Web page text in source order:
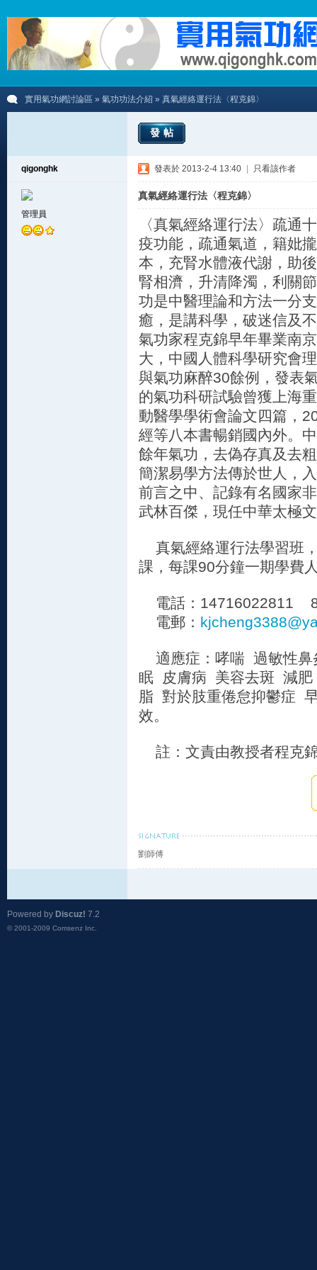
實用氣功網討論區 » 氣功功法介紹 » 真氣經絡運行法〈程克錦〉
發帖
qigonghk
管理員
發表於 2013-2-4 13:40 只看該作者
真氣經絡運行法〈程克錦〉
〈真氣經絡運行法〉疏通
疫功能，疏通氣道，籍妣
本，充腎水體液代謝，助
腎相濟，升清降濁，利關
功是中醫理論和方法一分
癒，是講科學，破迷信及
氣功家程克錦早年畢業南
大，中國人體科學研究會
與氣功麻醉30餘例，發表
的氣功科研試驗曾獲上海
動醫學學術會論文四篇，
經等八本書暢銷國內外。
餘年氣功，去偽存真及去
簡潔易學方法傳於世人，
前言之中、記錄有名國家
武林百傑，現任中華太極
真氣經絡運行法學習班
課，每課90分鐘一期學費
電話：14716022811
電郵：
適應症：哮喘 過敏性
眠 皮膚病 美容去斑 減
脂 對於肢重倦怠抑鬱症
效。
註：文責由教授者程克
劉師傅
Powered by Discuz! 7.2
© 2001-2009 Comsenz Inc.